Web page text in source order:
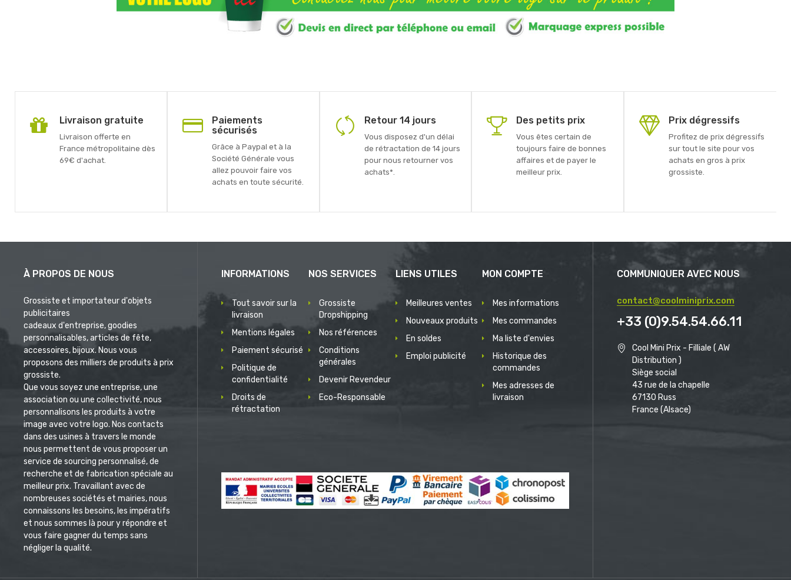
Livraison gratuite
Livraison offerte en
France métropolitaine dès
69€ d'achat.
Paiements
sécurisés
Grâce à Paypal et à la
Société Générale vous
allez pouvoir faire vos
achats en toute sécurité.
Retour 14 jours
Vous disposez d'un délai
de rétractation de 14 jours
pour nous retourner vos
achats*.
Des petits prix
Vous êtes certain de
toujours faire de bonnes
affaires et de payer le
meilleur prix.
Prix dégressifs
Profitez de prix dégressifs
sur tout le site pour vos
achats en gros à prix
grossiste.
À PROPOS DE NOUS
Grossiste et importateur d'objets
publicitaires
cadeaux d'entreprise, goodies
personnalisables, articles de fête,
accessoires, bijoux. Nous vous
proposons des milliers de produits à prix
grossiste.
Que vous soyez une entreprise, une
association ou une collectivité, nous
personnalisons les produits à votre
image avec votre logo. Nos contacts
dans des usines à travers le monde
nous permettent de vous proposer un
service de sourcing personnalisé, de
recherche et de fabrication spéciale au
meilleur prix. Travaillant avec de
nombreuses sociétés et mairies, nous
connaissons les besoins, les impératifs
et nous sommes là pour y répondre et
vous faire gagner du temps sans
négliger la qualité.
COMMUNIQUER AVEC NOUS
contact@coolminiprix.com
+33 (0)9.54.54.66.11
Cool Mini Prix - Filliale ( AW
Distribution )
Siège social
43 rue de la chapelle
67130 Russ
France (Alsace)
INFORMATIONS
Tout savoir sur la
livraison
Mentions légales
Paiement sécurisé
Politique de
confidentialité
Droits de
rétractation
NOS SERVICES
Grossiste
Dropshipping
Nos références
Conditions
générales
Devenir Revendeur
Eco-Responsable
LIENS UTILES
Meilleures ventes
Nouveaux produits
En soldes
Emploi publicité
MON COMPTE
Mes informations
Mes commandes
Ma liste d'envies
Historique des
commandes
Mes adresses de
livraison